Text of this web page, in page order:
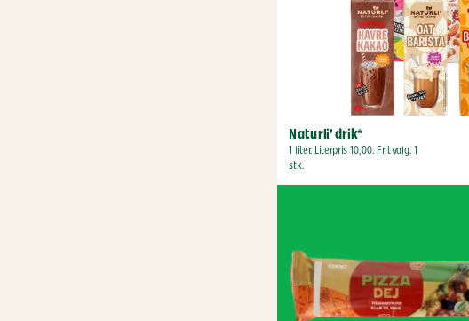
Naturli' drik*
1 liter. Literpris 10,00. Frit valg. 1
stk.